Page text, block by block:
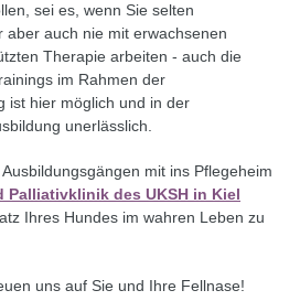
sei es, wenn Sie selten
aber auch nie mit erwachsenen
Therapie arbeiten - auch die
im Rahmen der
ist hier möglich und in der
unerlässlich.
mit ins Pflegeheim
Palliativklinik des UKSH in Kiel
Ihres Hundes im wahren Leben zu
uns auf Sie und Ihre Fellnase!